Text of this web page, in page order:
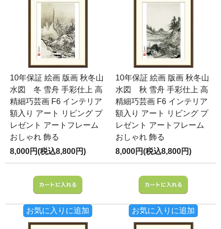
10年保証 絵画 版画 秋冬山
水図 冬 雪舟 手彩仕上 高
精細巧芸画 F6 インテリア
額入り アート リビング プ
レゼント アートフレーム
おしゃれ 飾る
8,000円(税込8,800円)
お気に入りに追加
10年保証 絵画 版画 秋冬山
水図 秋 雪舟 手彩仕上 高
精細巧芸画 F6 インテリア
額入り アート リビング プ
レゼント アートフレーム
おしゃれ 飾る
8,000円(税込8,800円)
お気に入りに追加